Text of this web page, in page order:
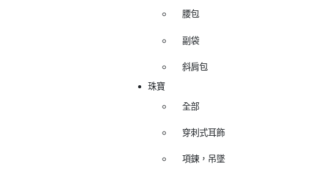
腰包
副袋
斜肩包
珠寶
全部
穿刺式耳飾
項鍊，吊墜